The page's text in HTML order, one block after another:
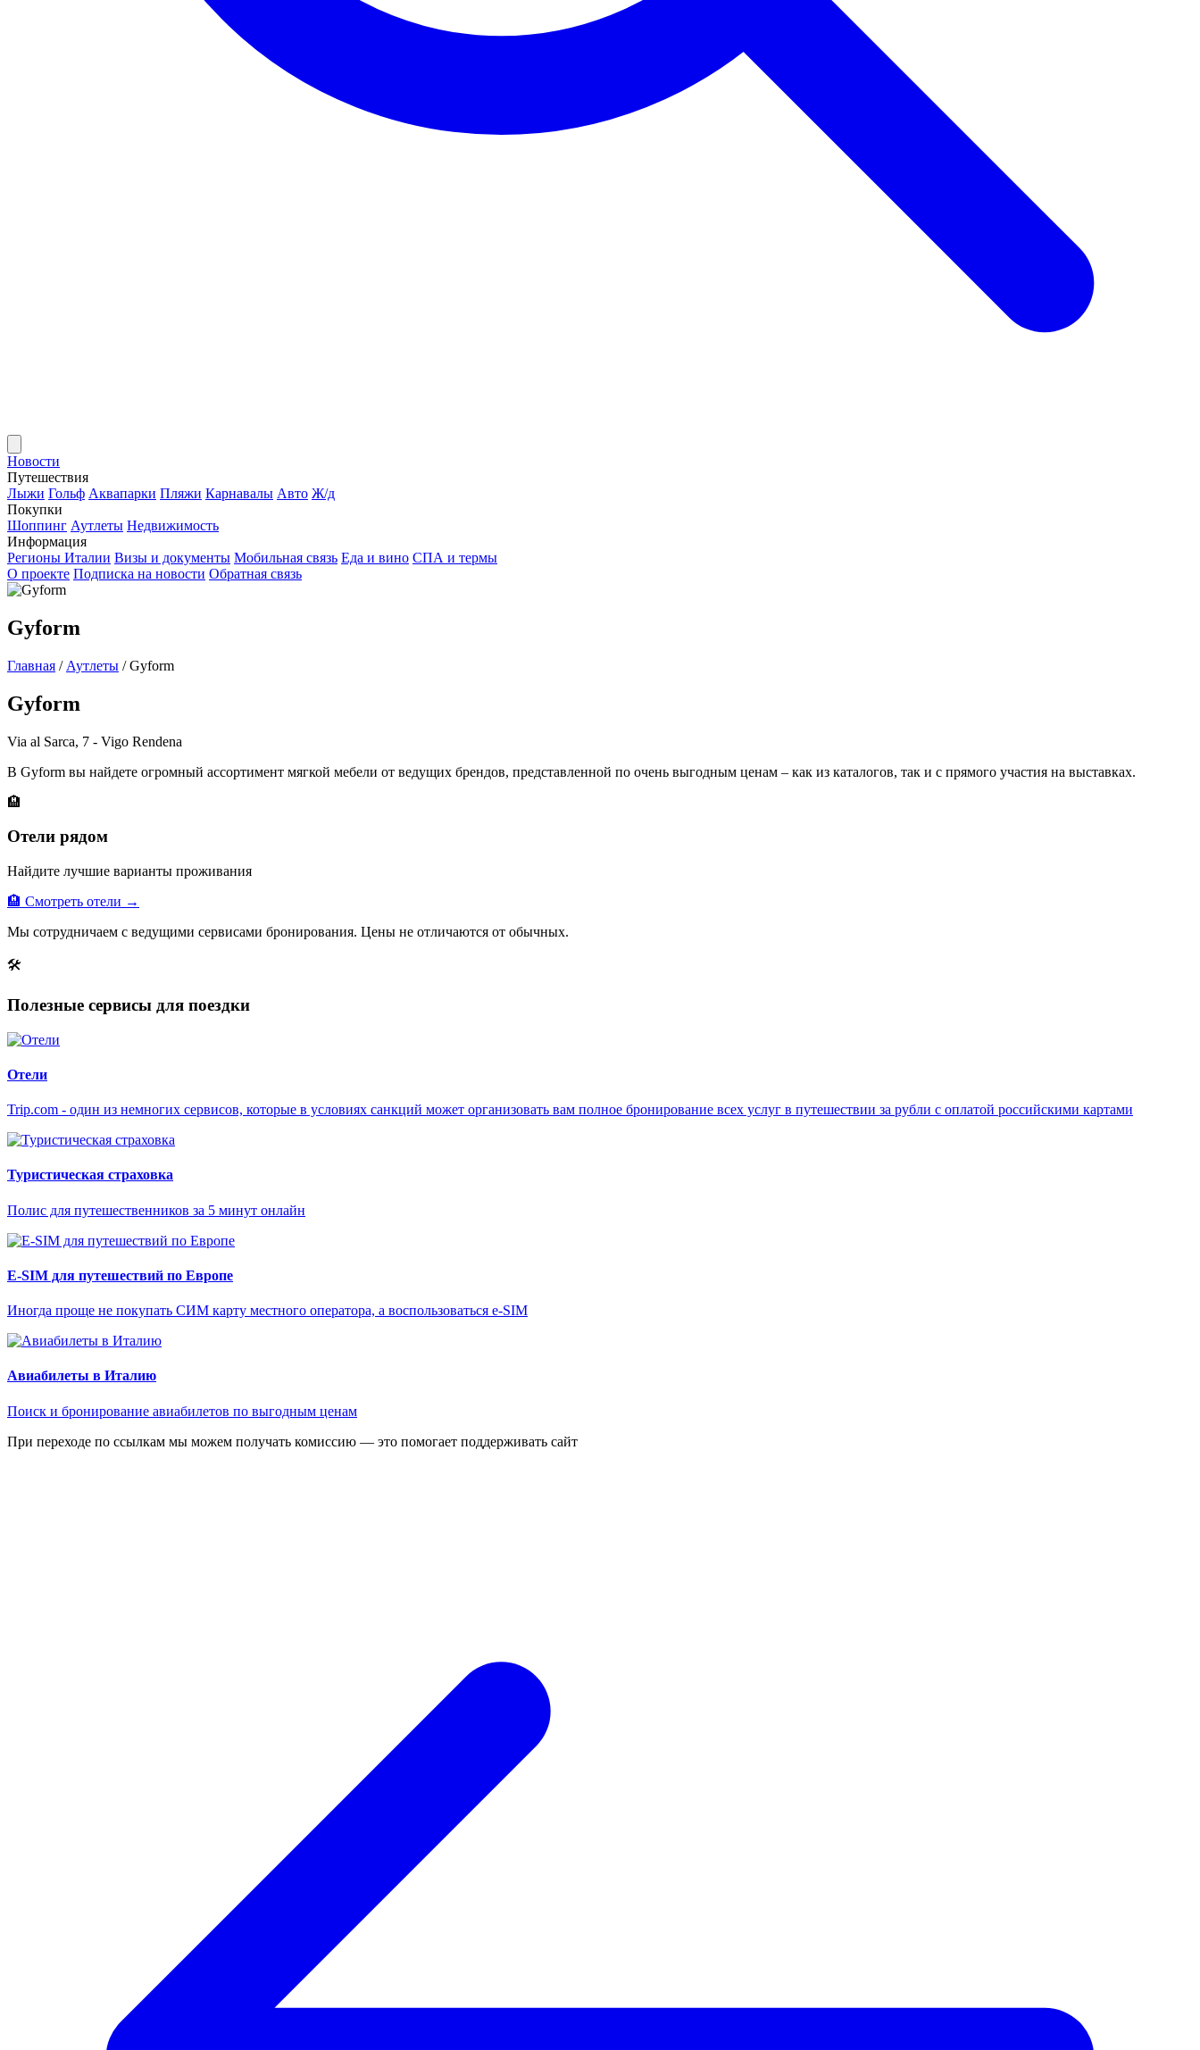
Новости
Путешествия
Лыжи Гольф Аквапарки Пляжи Карнавалы Авто Ж/д
Покупки
Шоппинг Аутлеты Недвижимость
Информация
Регионы Италии Визы и документы Мобильная связь Еда и вино СПА и термы
О проекте Подписка на новости Обратная связь
Gyform
Главная / Аутлеты / Gyform
Gyform
Via al Sarca, 7 - Vigo Rendena
В Gyform вы найдете огромный ассортимент мягкой мебели от ведущих брендов, представленной по очень выгодным ценам – как из каталогов, так и с прямого участия на выставках.
🏨
Отели рядом
Найдите лучшие варианты проживания
🏨 Смотреть отели →
Мы сотрудничаем с ведущими сервисами бронирования. Цены не отличаются от обычных.
🛠
Полезные сервисы для поездки
Отели
Trip.com - один из немногих сервисов, которые в условиях санкций может организовать вам полное бронирование всех услуг в путешествии за рубли с оплатой российскими картами
Туристическая страховка
Полис для путешественников за 5 минут онлайн
E-SIM для путешествий по Европе
Иногда проще не покупать СИМ карту местного оператора, а воспользоваться e-SIM
Авиабилеты в Италию
Поиск и бронирование авиабилетов по выгодным ценам
При переходе по ссылкам мы можем получать комиссию — это помогает поддерживать сайт